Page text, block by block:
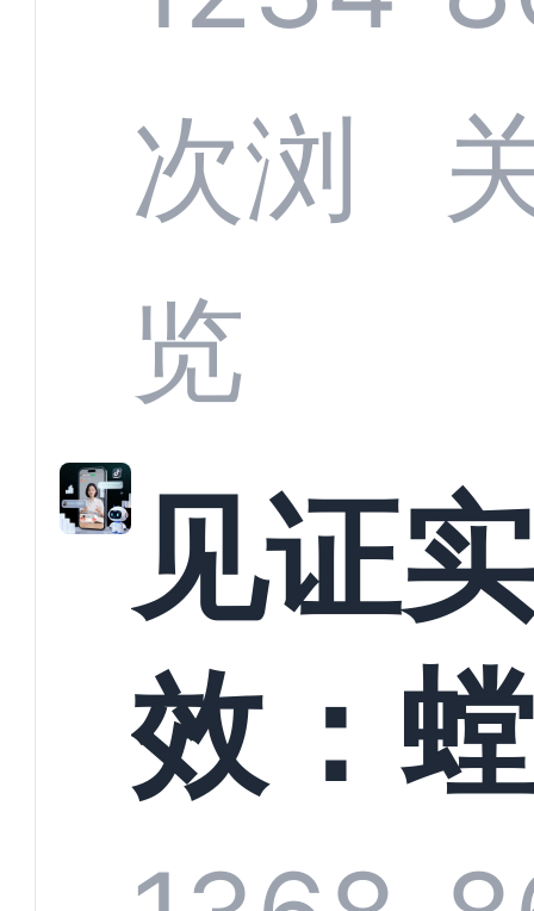
应商
解析
螂科
以定
业标
次浏
览
见证实
效：